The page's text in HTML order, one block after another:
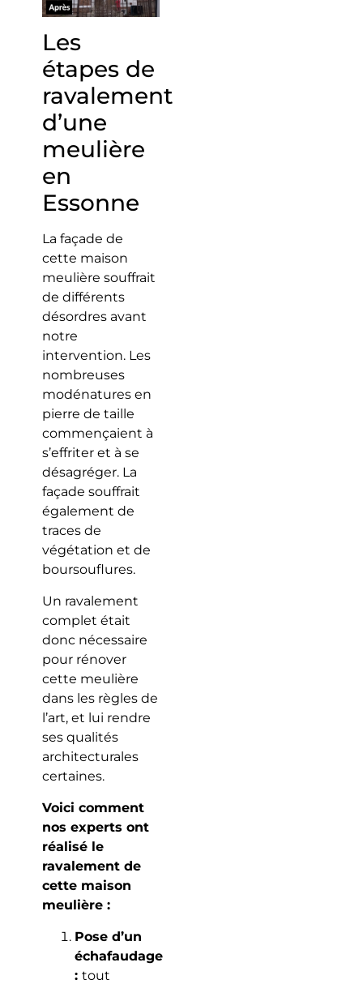
Les
étapes de
ravalement
d’une
meulière
en
Essonne
La façade de
cette maison
meulière souffrait
de différents
désordres avant
notre
intervention. Les
nombreuses
modénatures en
pierre de taille
commençaient à
s’effriter et à se
désagréger. La
façade souffrait
également de
traces de
végétation et de
boursouflures.
Un ravalement
complet était
donc nécessaire
pour rénover
cette meulière
dans les règles de
l’art, et lui rendre
ses qualités
architecturales
certaines.
Voici comment
nos experts ont
réalisé le
ravalement de
cette maison
meulière :
Pose d’un
échafaudage
: tout